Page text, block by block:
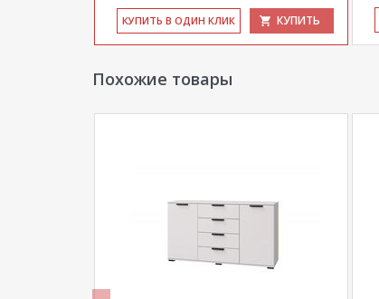
КУ­ПИТЬ В ОДИН КЛИК КУПИТЬ
Похожие товары